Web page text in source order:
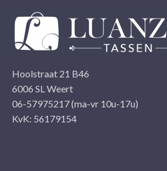
Hoolstraat 21 B46
6006 SL Weert
06-57975217 (ma-vr 10u-17u)
KvK: 56179154